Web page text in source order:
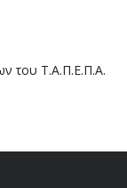
του Τ.Α.Π.Ε.Π.Α.